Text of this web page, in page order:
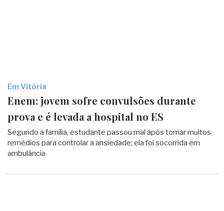
Em Vitória
Enem: jovem sofre convulsões durante
prova e é levada a hospital no ES
Segundo a família, estudante passou mal após tomar muitos
remédios para controlar a ansiedade; ela foi socorrida em
ambulância